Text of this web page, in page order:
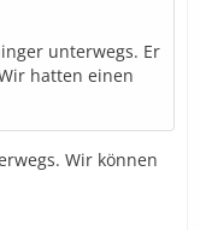
unterwegs. Er
hatten einen
Wir können